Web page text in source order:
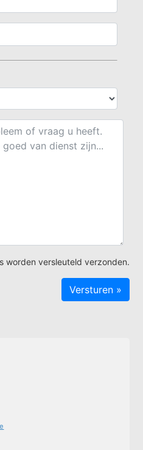
worden versleuteld verzonden.